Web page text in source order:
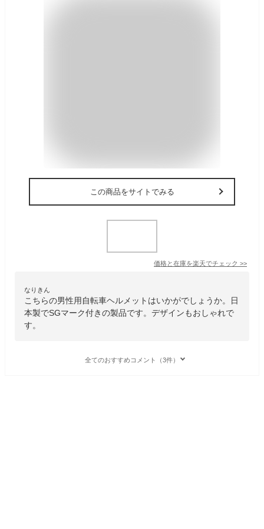
この商品をサイトでみる
価格と在庫を楽天でチェック >>
なりきん
こちらの男性用自転車ヘルメットはいかがでしょうか。日
本製でSGマーク付きの製品です。デザインもおしゃれで
す。
全てのおすすめコメント（3件）